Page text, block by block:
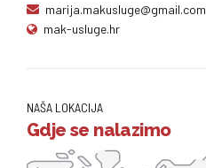
marija.makusluge@gmail.com
mak-usluge.hr
NAŠA LOKACIJA
Gdje se nalazimo